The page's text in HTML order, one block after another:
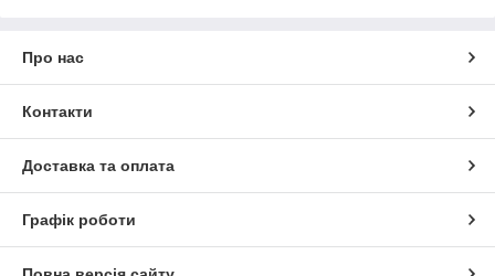
Про нас
Контакти
Доставка та оплата
Графік роботи